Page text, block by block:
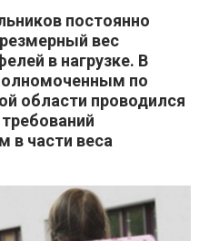
постоянно
вес
в нагрузке. В
по
области проводился
в части веса